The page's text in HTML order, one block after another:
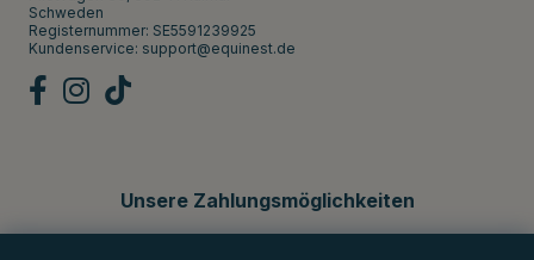
Schweden
Registernummer: SE5591239925
Kundenservice: support@equinest.de
Unsere Zahlungsmöglichkeiten